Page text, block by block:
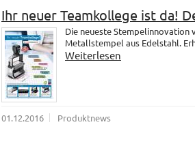
Ihr neuer Teamkollege ist da!
Die neueste
Metallstempel aus Edelstahl.
Weiterlesen
01.12.2016 Produktnews